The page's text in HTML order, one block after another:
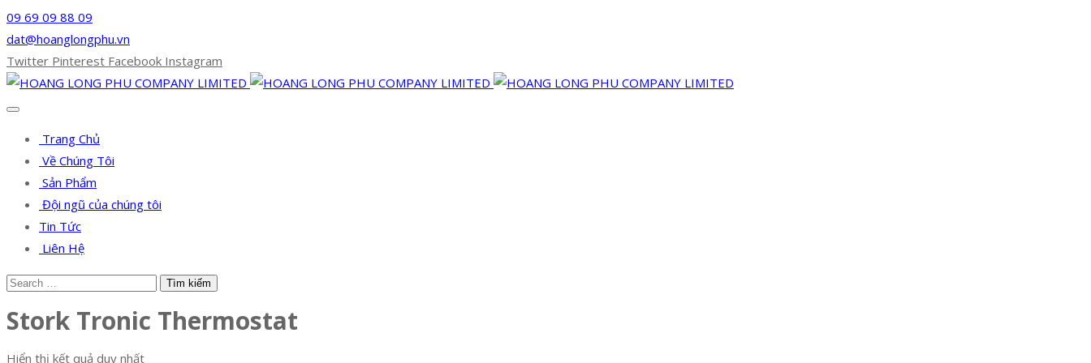
09 69 09 88 09
dat@hoanglongphu.vn
Twitter Pinterest Facebook Instagram
Trang Chủ
Về Chúng Tôi
Sản Phẩm
Đội ngũ của chúng tôi
Tin Tức
Liên Hệ
Stork Tronic Thermostat
Hiển thị kết quả duy nhất